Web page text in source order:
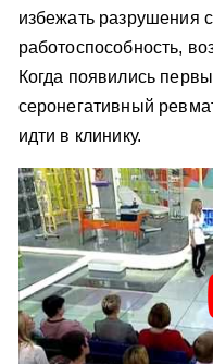
избежать разрушения
работоспособность,
Когда появились
серонегативный
идти в клинику.